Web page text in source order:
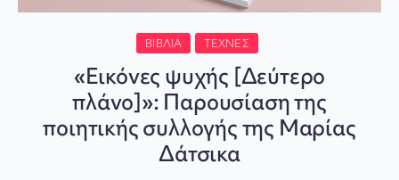
ΒΙΒΛΊΑ ΤΈΧΝΕΣ
«Εικόνες ψυχής [Δεύτερο
πλάνο]»: Παρουσίαση της
ποιητικής συλλογής της Μαρίας
Δάτσικα